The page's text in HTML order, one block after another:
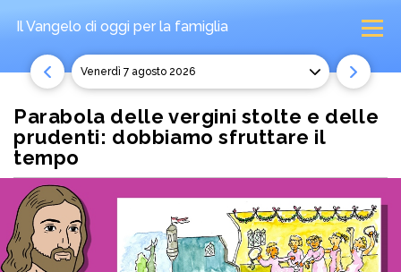
Il Vangelo di oggi per la famiglia
venerdì 7 agosto 2026
Parabola delle vergini stolte e delle
prudenti: dobbiamo sfruttare il
tempo